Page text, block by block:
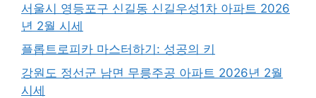
서울시 영등포구 신길동 신길우성1차 아파트 2026
년 2월 시세
플롭트로피카 마스터하기: 성공의 키
강원도 정선군 남면 무릉주공 아파트 2026년 2월
시세